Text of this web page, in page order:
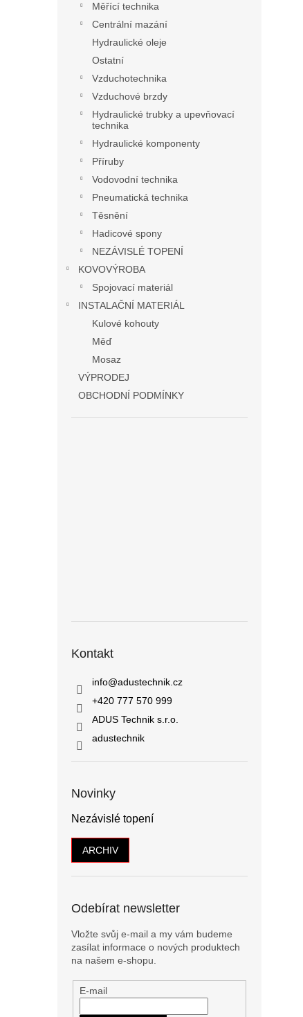
Měřící technika
Centrální mazání
Hydraulické oleje
Ostatní
Vzduchotechnika
Vzduchové brzdy
Hydraulické trubky a upevňovací
technika
Hydraulické komponenty
Příruby
Vodovodní technika
Pneumatická technika
Těsnění
Hadicové spony
NEZÁVISLÉ TOPENÍ
KOVOVÝROBA
Spojovací materiál
INSTALAČNÍ MATERIÁL
Kulové kohouty
Měď
Mosaz
VÝPRODEJ
OBCHODNÍ PODMÍNKY
Kontakt
info@adustechnik.cz
+420 777 570 999
ADUS Technik s.r.o.
adustechnik
Novinky
Nezávislé topení
ARCHIV
Odebírat newsletter
Vložte svůj e-mail a my vám budeme
zasílat informace o nových produktech
na našem e-shopu.
E-mail